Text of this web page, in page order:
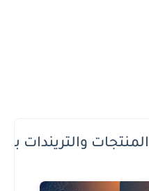
والتريندات